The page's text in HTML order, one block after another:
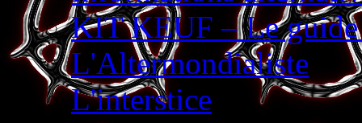
KIT KEUF – Le
L'Altermondialiste
L'interstice